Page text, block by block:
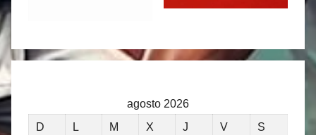
agosto 2026
D
L M X J V S